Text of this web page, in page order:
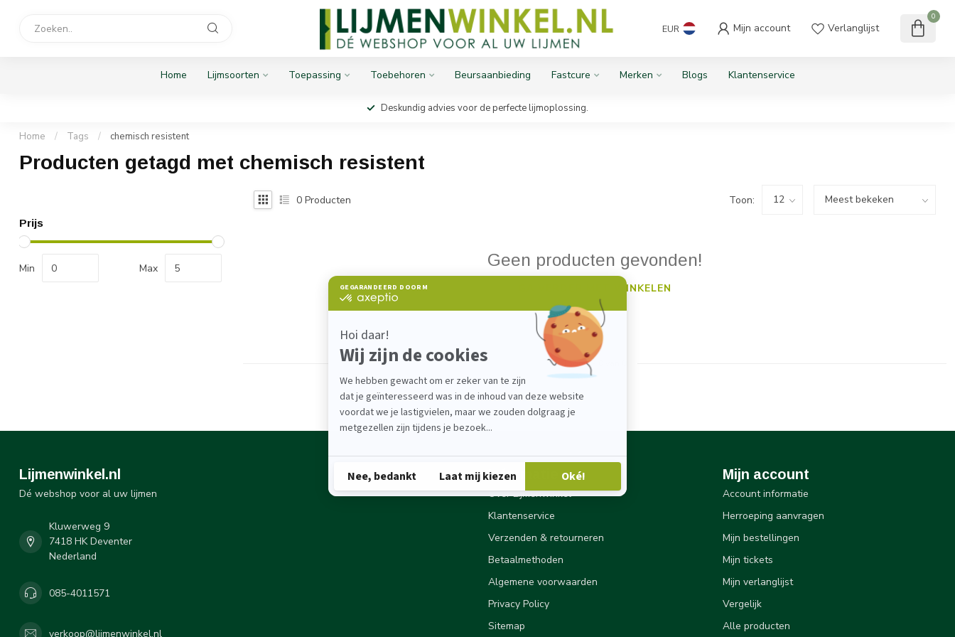
EUR Mijn account Verlanglijst
0
Home Lijmsoorten Toepassing Toebehoren Beursaanbieding Fastcure Merken Blogs Klantenservice
Deskundig advies voor de perfecte lijmoplossing.
Home / Tags / chemisch resistent
Producten getagd met chemisch resistent
Prijs
Min Max
0 Producten Toon:
Geen producten gevonden!
GA VERDER MET WINKELEN
Toon1-
Lijmenwinkel.nl
Dé webshop voor al uw lijmen
Kluwerweg 9
7418 HK Deventer
Nederland
085-4011571
verkoop@lijmenwinkel.nl
Informatie
Over Lijmenwinkel
Klantenservice
Verzenden & retourneren
Betaalmethoden
Algemene voorwaarden
Privacy Policy
Sitemap
Mijn account
Account informatie
Herroeping aanvragen
Mijn bestellingen
Mijn tickets
Mijn verlanglijst
Vergelijk
Alle producten